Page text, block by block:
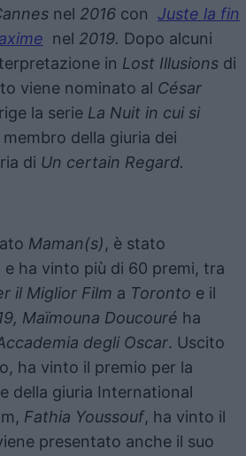
nel 2016 con Juste la fin
nel 2019. Dopo alcuni
in Lost Illusions di
viene nominato al César
la serie La Nuit in cui si
della giuria dei
di Un certain Regard.
Maman(s), è stato
ha vinto più di 60 premi, tra
il Miglior Film a Toronto e il
Maïmouna Doucouré ha
degli Oscar. Uscito
ha vinto il premio per la
della giuria International
Fathia Youssouf, ha vinto il
presentato anche il suo